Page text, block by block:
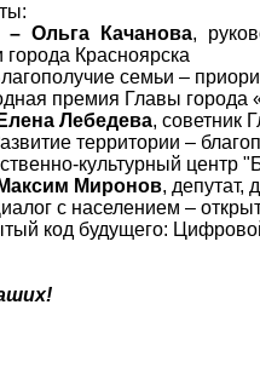
– Ольга Качанова,
Красноярска
семьи –
премия Главы
Лебедева, советник
территории –
культурный центр
Миронов, депутат,
с населением –
код будущего: